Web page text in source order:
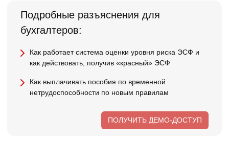
Подробные разъяснения для
бухгалтеров:
Как работает система оценки уровня риска ЭСФ и
как действовать, получив «красный» ЭСФ
Как выплачивать пособия по временной
нетрудоспособности по новым правилам
ПОЛУЧИТЬ ДЕМО-ДОСТУП